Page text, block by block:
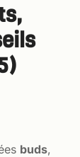
buds,